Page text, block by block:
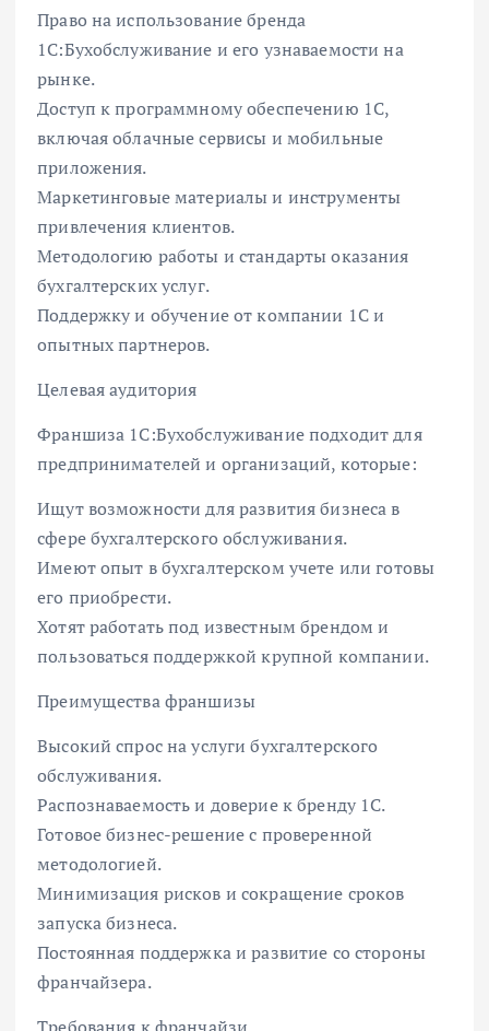
Право на использование бренда
1С:Бухобслуживание и его узнаваемости на
рынке.
Доступ к программному обеспечению 1С,
включая облачные сервисы и мобильные
приложения.
Маркетинговые материалы и инструменты
привлечения клиентов.
Методологию работы и стандарты оказания
бухгалтерских услуг.
Поддержку и обучение от компании 1С и
опытных партнеров.
Целевая аудитория
Франшиза 1С:Бухобслуживание подходит для
предпринимателей и организаций, которые:
Ищут возможности для развития бизнеса в
сфере бухгалтерского обслуживания.
Имеют опыт в бухгалтерском учете или готовы
его приобрести.
Хотят работать под известным брендом и
пользоваться поддержкой крупной компании.
Преимущества франшизы
Высокий спрос на услуги бухгалтерского
обслуживания.
Распознаваемость и доверие к бренду 1С.
Готовое бизнес-решение с проверенной
методологией.
Минимизация рисков и сокращение сроков
запуска бизнеса.
Постоянная поддержка и развитие со стороны
франчайзера.